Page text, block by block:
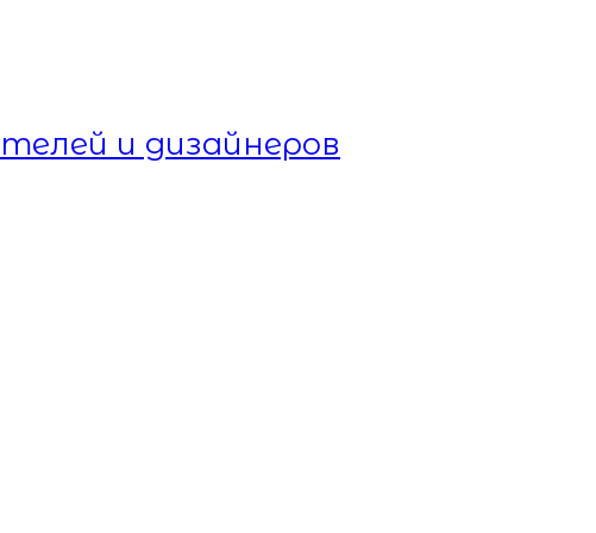
и дизайнеров